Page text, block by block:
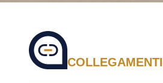
COLLEGAMENTI